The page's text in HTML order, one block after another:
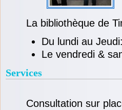
La bibliothèque de
Du lundi au
Le vendredi &
Services
Consultation sur